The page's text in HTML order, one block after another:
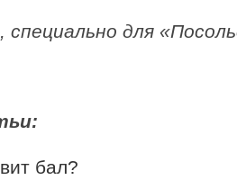
специально для
бал?